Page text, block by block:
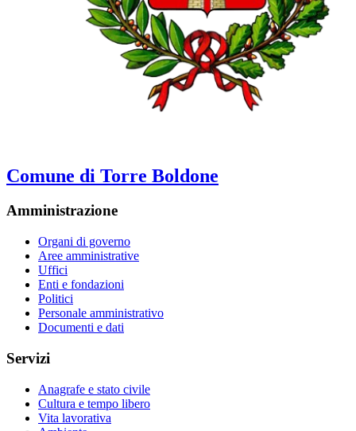
Comune di Torre Boldone
Amministrazione
Organi di governo
Aree amministrative
Uffici
Enti e fondazioni
Politici
Personale amministrativo
Documenti e dati
Servizi
Anagrafe e stato civile
Cultura e tempo libero
Vita lavorativa